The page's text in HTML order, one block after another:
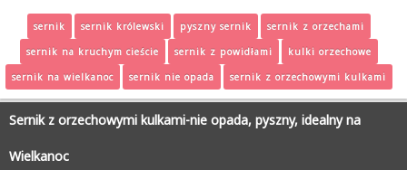
sernik sernik królewski pyszny sernik
sernik z orzechami
sernik na kruchym cieście
sernik z powidłami
kulki orzechowe
sernik na wielkanoc
sernik nie opada sernik z orzechowymi kulkami
Sernik z orzechowymi kulkami-nie opada, pyszny, idealny na
Wielkanoc